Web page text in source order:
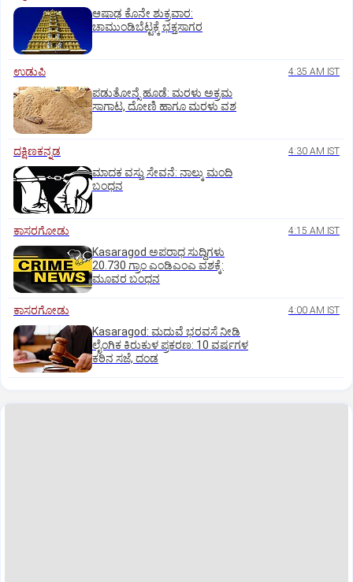
ಆಷಾಢ ಕೊನೇ ಶುಕ್ರವಾರ:
ಚಾಮುಂಡಿಬೆಟ್ಟಕ್ಕೆ ಭಕ್ತಸಾಗರ
ಉಡುಪಿ 4:35 AM IST
ಪಡುತೋನ್ಸೆ ಹೂಡೆ: ಮರಳು ಅಕ್ರಮ
ಸಾಗಾಟ, ದೋಣಿ ಹಾಗೂ ಮರಳು ವಶ
ದಕ್ಷಿಣಕನ್ನಡ 4:30 AM IST
ಮಾದಕ ವಸ್ತು ಸೇವನೆ: ನಾಲ್ಕು ಮಂದಿ
ಬಂಧನ
ಕಾಸರಗೋಡು 4:15 AM IST
Kasaragod ಅಪರಾಧ ಸುದ್ದಿಗಳು
20.730 ಗ್ರಾಂ ಎಂಡಿಎಂಎ ವಶಕ್ಕೆ:
ಮೂವರ ಬಂಧನ
ಕಾಸರಗೋಡು 4:00 AM IST
Kasaragod: ಮದುವೆ ಭರವಸೆ ನೀಡಿ
ಲೈಂಗಿಕ ಕಿರುಕುಳ ಪ್ರಕರಣ: 10 ವರ್ಷಗಳ
ಕಠಿನ ಸಜೆ, ದಂಡ